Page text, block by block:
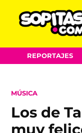
Skip
to
REPORTAJES
POSTED
MÚSICA
Los de
muy